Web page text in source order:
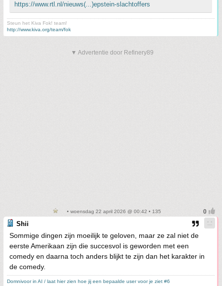
https://www.rtl.nl/nieuws(...)epstein-slachtoffers
Steun het Kiva Fok! team!
http://www.kiva.org/team/fok
▼ Advertentie door Refinery89
• woensdag 22 april 2026 @ 00:42 • 135
Shii
Sommige dingen zijn moeilijk te geloven, maar ze zal niet de
eerste Amerikaan zijn die succesvol is geworden met een
comedy en daarna toch anders blijkt te zijn dan het karakter in
de comedy.
Domnivoor in AI / laat hier zien hoe jij een bepaalde user voor je ziet #6